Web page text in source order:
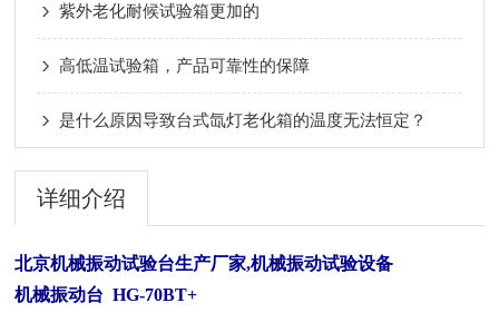
紫外老化耐候试验箱更加的
高低温试验箱，产品可靠性的保障
是什么原因导致台式氙灯老化箱的温度无法恒定？
详细介绍
北京机械振动试验台生产厂家,机械振动试验设备
机械振动台 HG-70BT+